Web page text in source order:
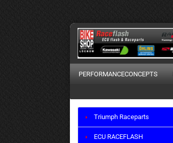
PERFORMANCECONCEPTS
Triumph Raceparts
ECU RACEFLASH